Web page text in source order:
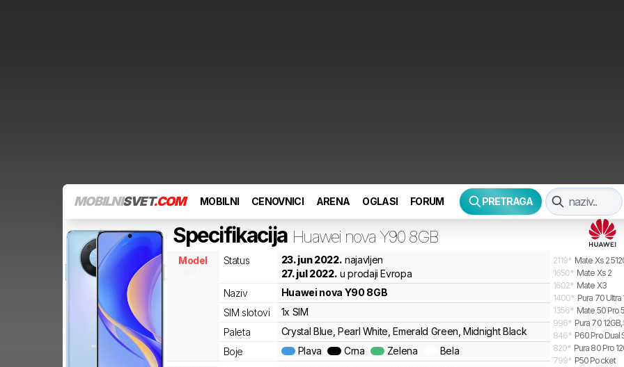
MOBILNISVET.COM MOBILNI CENOVNICI ARENA OGLASI FORUM PRETRAGA
Specifikacija Huawei nova Y90 8GB
Model
Status 23. jun 2022. najavljen
27. jul 2022. u prodaji Evropa
Naziv
Huawei nova Y90 8GB
SIM slotovi
1x SIM
Paleta
Crystal Blue, Pearl White, Emerald Green, Midnight Black
Boje
Plava Crna Zelena Bela
2119* Mate Xs 2
1650* Mate Xs 2
1602* Mate X3
1400* Pura 70 Ultra
1356* Mate 50 Pro
996* Pura 70 12GB,
846* P60 Pro Dual
820* Pura 80 Pro
799* P50 Pocket